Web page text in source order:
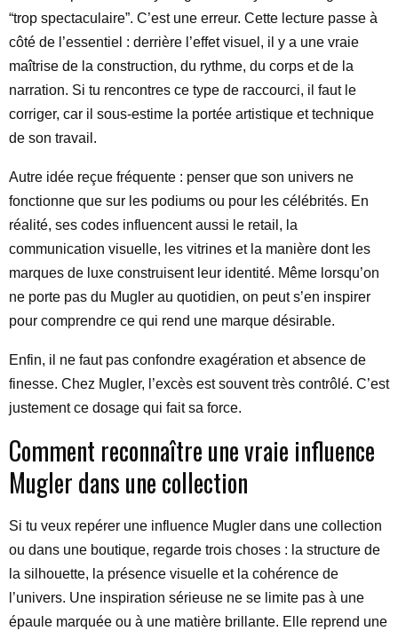
“trop spectaculaire”. C’est une erreur. Cette lecture passe à
côté de l’essentiel : derrière l’effet visuel, il y a une vraie
maîtrise de la construction, du rythme, du corps et de la
narration. Si tu rencontres ce type de raccourci, il faut le
corriger, car il sous-estime la portée artistique et technique
de son travail.
Autre idée reçue fréquente : penser que son univers ne
fonctionne que sur les podiums ou pour les célébrités. En
réalité, ses codes influencent aussi le retail, la
communication visuelle, les vitrines et la manière dont les
marques de luxe construisent leur identité. Même lorsqu’on
ne porte pas du Mugler au quotidien, on peut s’en inspirer
pour comprendre ce qui rend une marque désirable.
Enfin, il ne faut pas confondre exagération et absence de
finesse. Chez Mugler, l’excès est souvent très contrôlé. C’est
justement ce dosage qui fait sa force.
Comment reconnaître une vraie influence
Mugler dans une collection
Si tu veux repérer une influence Mugler dans une collection
ou dans une boutique, regarde trois choses : la structure de
la silhouette, la présence visuelle et la cohérence de
l’univers. Une inspiration sérieuse ne se limite pas à une
épaule marquée ou à une matière brillante. Elle reprend une